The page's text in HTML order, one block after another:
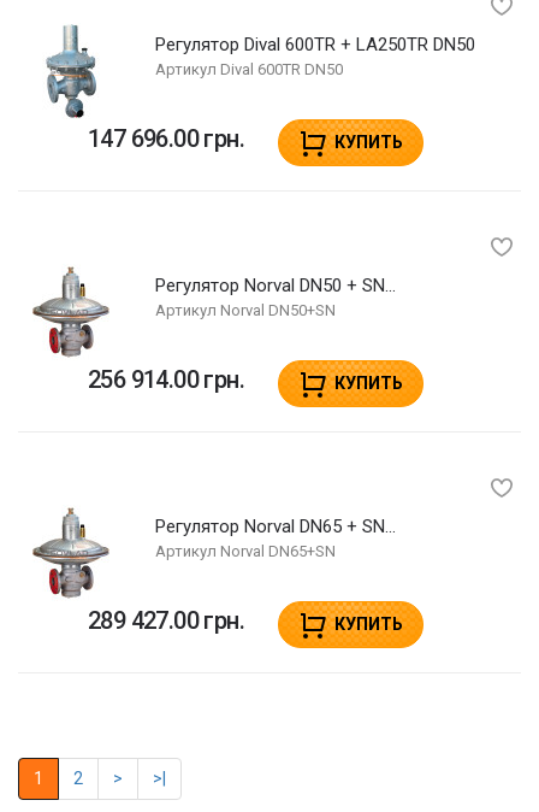
Регулятор Dival 600TR + LA250TR DN50
Артикул Dival 600TR DN50
147 696.00 грн. КУПИТЬ
Регулятор Norval DN50 + SN...
Артикул Norval DN50+SN
256 914.00 грн. КУПИТЬ
Регулятор Norval DN65 + SN...
Артикул Norval DN65+SN
289 427.00 грн. КУПИТЬ
1 2 > >|